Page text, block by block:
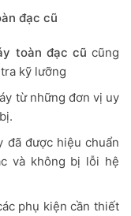
đạc cũ
toàn đạc cũ cũng
kỹ lưỡng
từ những đơn vị uy
đã được hiệu chuẩn
và không bị lỗi hệ
phụ kiện cần thiết